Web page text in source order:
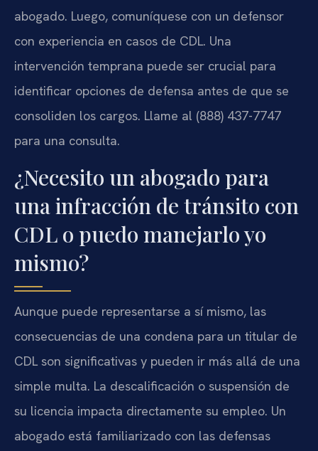
abogado. Luego, comuníquese con un defensor
con experiencia en casos de CDL. Una
intervención temprana puede ser crucial para
identificar opciones de defensa antes de que se
consoliden los cargos. Llame al (888) 437-7747
para una consulta.
¿Necesito un abogado para
una infracción de tránsito con
CDL o puedo manejarlo yo
mismo?
Aunque puede representarse a sí mismo, las
consecuencias de una condena para un titular de
CDL son significativas y pueden ir más allá de una
simple multa. La descalificación o suspensión de
su licencia impacta directamente su empleo. Un
abogado está familiarizado con las defensas